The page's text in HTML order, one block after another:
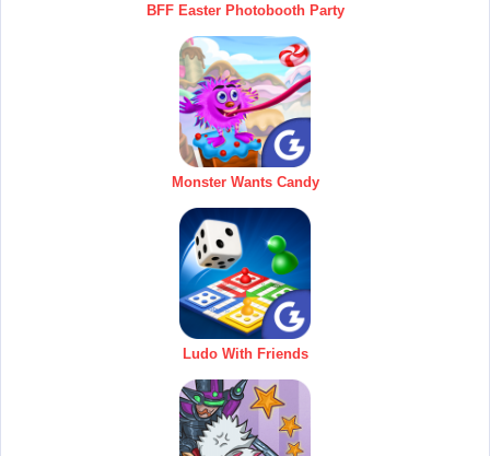
BFF Easter Photobooth Party
Monster Wants Candy
Ludo With Friends